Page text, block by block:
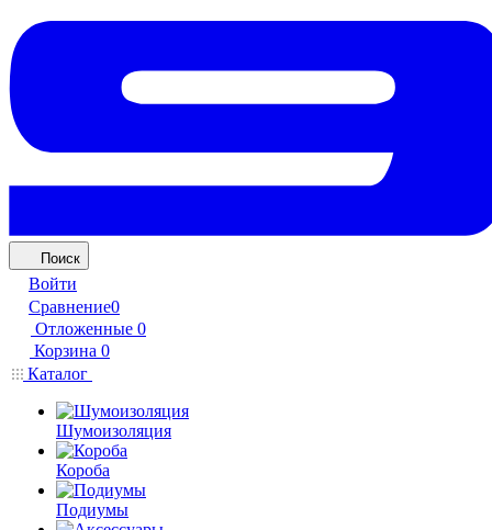
Поиск
Войти
Сравнение0
Отложенные 0
Корзина 0
Каталог
Шумоизоляция
Короба
Подиумы